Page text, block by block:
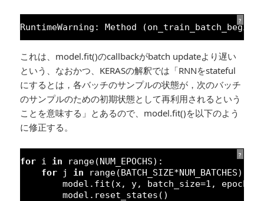
?
RuntimeWarning: Method (on_train_batch_begin)
これは、model.fit()のcallbackがbatch updateより遅い
という、なおかつ、KERASの解釈では「RNNをstateful
にするとは，各バッチのサンプルの状態が，次のバッチ
のサンプルのための初期状態として再利用されるという
ことを意味する」とあるので、model.fit()を以下のよう
に修正する。
?
for i in
range(NUM_EPOCHS):
for
j in
range(BATCH_SIZE*NUM_BATCHES):
model.fit(x, y, batch_size=1 , epochs=
model.reset_states()